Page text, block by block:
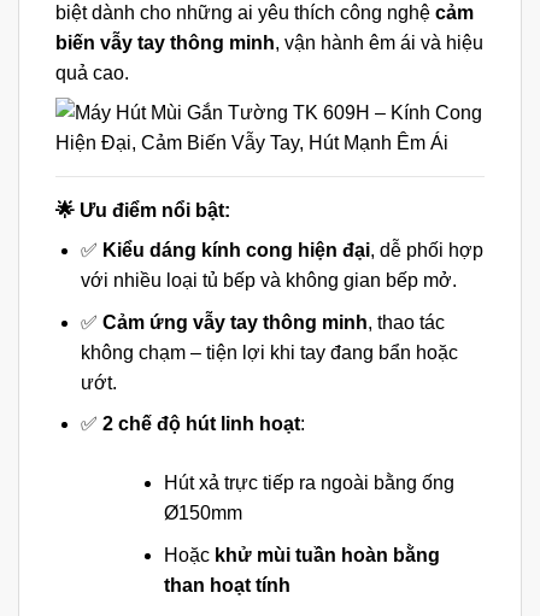
biệt dành cho những ai yêu thích công nghệ cảm
biến vẫy tay thông minh, vận hành êm ái và hiệu
quả cao.
🌟 Ưu điểm nổi bật:
✅ Kiểu dáng kính cong hiện đại, dễ phối hợp
với nhiều loại tủ bếp và không gian bếp mở.
✅ Cảm ứng vẫy tay thông minh, thao tác
không chạm – tiện lợi khi tay đang bẩn hoặc
ướt.
✅ 2 chế độ hút linh hoạt:
Hút xả trực tiếp ra ngoài bằng ống
Ø150mm
Hoặc khử mùi tuần hoàn bằng
than hoạt tính